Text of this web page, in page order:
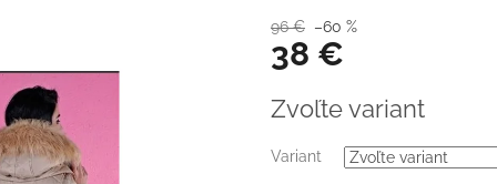
96 € –60 %
38 €
cena:
Zvoľte variant
Variant